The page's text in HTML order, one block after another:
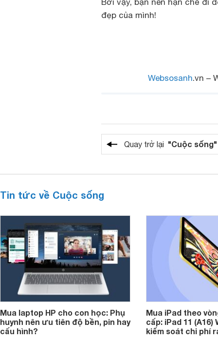
Bởi vậy, bạn nên hạn chế đi
đẹp của mình!
Websosanh.vn –
Quay trở lại "Cuộc sống"
Tin tức về Cuộc sống
Mua laptop HP cho con học: Phụ
huynh nên ưu tiên độ bền, pin hay
cấu hình?
Mua iPad theo
cấp: iPad 11 (A16)
kiểm soát chi phí